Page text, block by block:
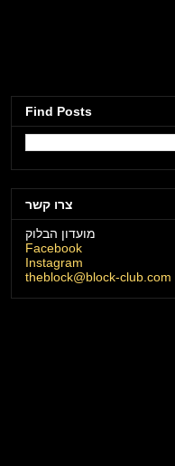
Find Posts
צרו קשר
מועדון הבלוק
Facebook
Instagram
theblock@block-club.com